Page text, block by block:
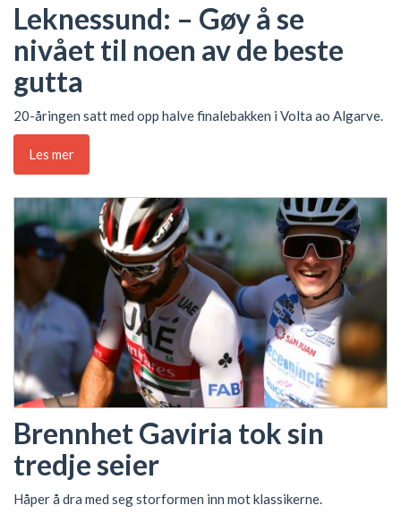
Leknessund: – Gøy å se
nivået til noen av de beste
gutta
20-åringen satt med opp halve finalebakken i Volta ao Algarve.
Les mer
Brennhet Gaviria tok sin
tredje seier
Håper å dra med seg storformen inn mot klassikerne.